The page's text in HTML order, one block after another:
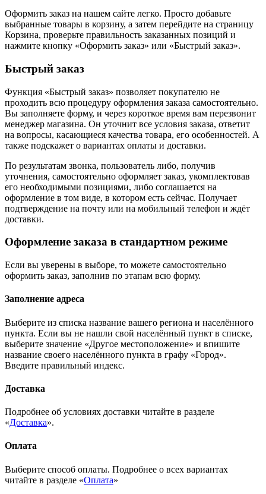
Оформить заказ на нашем сайте легко. Просто добавьте
выбранные товары в корзину, а затем перейдите на страницу
Корзина, проверьте правильность заказанных позиций и
нажмите кнопку «Оформить заказ» или «Быстрый заказ».
Быстрый заказ
Функция «Быстрый заказ» позволяет покупателю не
проходить всю процедуру оформления заказа самостоятельно.
Вы заполняете форму, и через короткое время вам перезвонит
менеджер магазина. Он уточнит все условия заказа, ответит
на вопросы, касающиеся качества товара, его особенностей. А
также подскажет о вариантах оплаты и доставки.
По результатам звонка, пользователь либо, получив
уточнения, самостоятельно оформляет заказ, укомплектовав
его необходимыми позициями, либо соглашается на
оформление в том виде, в котором есть сейчас. Получает
подтверждение на почту или на мобильный телефон и ждёт
доставки.
Оформление заказа в стандартном режиме
Если вы уверены в выборе, то можете самостоятельно
оформить заказ, заполнив по этапам всю форму.
Заполнение адреса
Выберите из списка название вашего региона и населённого
пункта. Если вы не нашли свой населённый пункт в списке,
выберите значение «Другое местоположение» и впишите
название своего населённого пункта в графу «Город».
Введите правильный индекс.
Доставка
Подробнее об условиях доставки читайте в разделе
«Доставка».
Оплата
Выберите способ оплаты. Подробнее о всех вариантах
читайте в разделе «Оплата»